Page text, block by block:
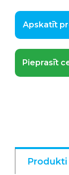
Apskatīt
Pieprasīt
Produkti